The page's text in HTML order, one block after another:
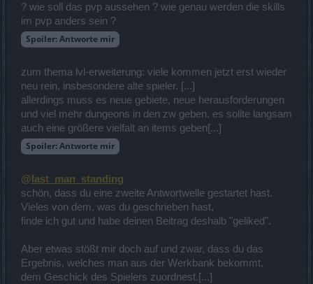
? wie soll das pvp aussehen ? wie genau werden die skills
im pvp anders sein ?
Spoiler:Antworte mir
zum thema lvl-erweiterung: viele kommen jetzt erst wieder
neu rein, insbesondere alte spieler. [...]
allerdings muss es neue gebiete, neue herausforderungen
und viel mehr dungeons in den zw geben. es sollte langsam
auch eine größere vielfalt an items geben[...]
Spoiler:Antworte mir
@last_man_standing
schön, dass du eine zweite Antwortwelle gestartet hast.
Vieles von dem, was du geschrieben hast,
finde ich gut und habe deinen Beitrag deshalb "geliked".
Aber etwas stößt mir doch auf und zwar, dass du das
Ergebnis, welches man aus der Werkbank bekommt,
dem Geschick des Spielers zuordnest.[...]